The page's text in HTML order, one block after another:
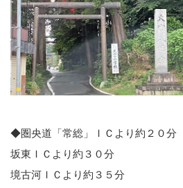
◆圏央道「常総」ＩＣより約２０分
坂東ＩＣより約３０分
境古河ＩＣより約３５分